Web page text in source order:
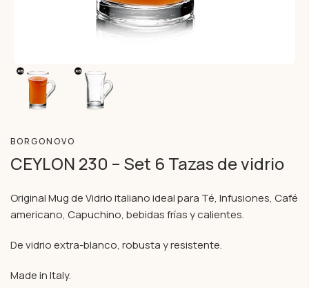
BORGONOVO
CEYLON 230 – Set 6 Tazas de vidrio
Original Mug de Vidrio italiano ideal para Té, Infusiones, Café
americano, Capuchino, bebidas frías y calientes.
De vidrio extra-blanco, robusta y resistente.
Made in Italy.